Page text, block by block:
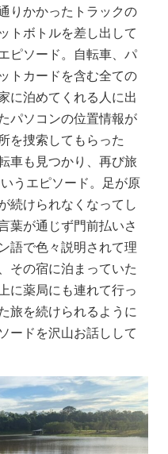
りかかったトラックの
トボトルを差し出して
ピソード。自転車、パ
トカードを含む全ての
に泊めてくれる人に出
パソコンの位置情報が
を捜索してもらった
車も見つかり、再び旅
うエピソード。足が原
続けられなくなってし
葉が通じず門前払いさ
語で色々説明されて理
その宿に泊まっていた
に薬局にも連れて行っ
旅を続けられるように
ードを沢山お話しして